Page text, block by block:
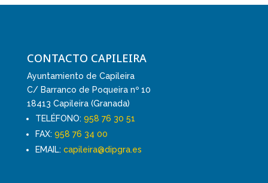
CONTACTO CAPILEIRA
Ayuntamiento de Capileira
C/ Barranco de Poqueira nº 10
18413 Capileira (Granada)
TELÉFONO: 958 76 30 51
FAX: 958 76 34 00
EMAIL: capileira@dipgra.es